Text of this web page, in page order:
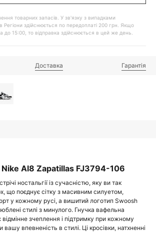
товарних запасів. У зв'язку з випадками
Регіони здійснюється по передоплаті 200 грн. Якщо
до 15:00, то відправка здійснюється в цей же день.
Доставка Гарантія
Nike Al8 Zapatillas FJ3794-106
ностальгії із сучасністю, яку ви так
що поєднує сітку з масивним силуетом,
у кожному русі, а вишитий логотип Swoosh
стилі з минулого. Гнучка вафельна
зчеплення і підтримку при кожному
впевненість в стилі. Ці кросівки, натхненні